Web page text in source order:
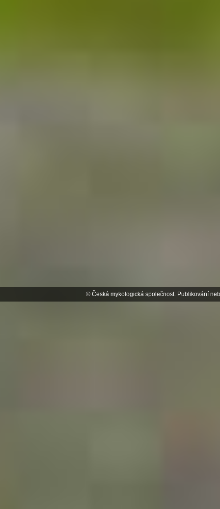
© Česká mykologická společnost. Publikování